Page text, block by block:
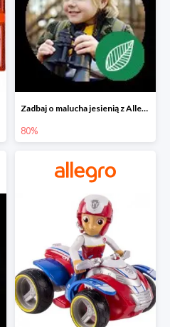
Zadbaj o malucha jesienią z Allegro do -80%
80%